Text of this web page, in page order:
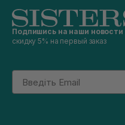
Подпишись на наши новости
скидку 5% на первый заказ
Email